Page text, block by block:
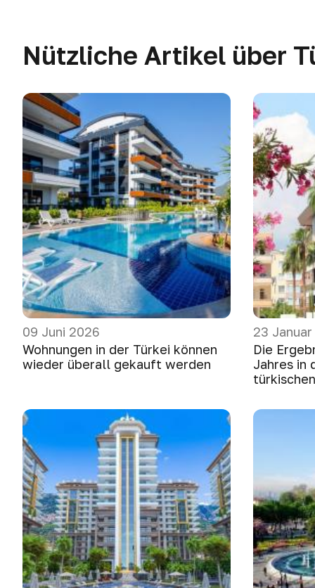
Nützliche Artikel über
09 Juni 2026
Wohnungen in der Türkei können
wieder überall gekauft werden
23
Die
Jahres in